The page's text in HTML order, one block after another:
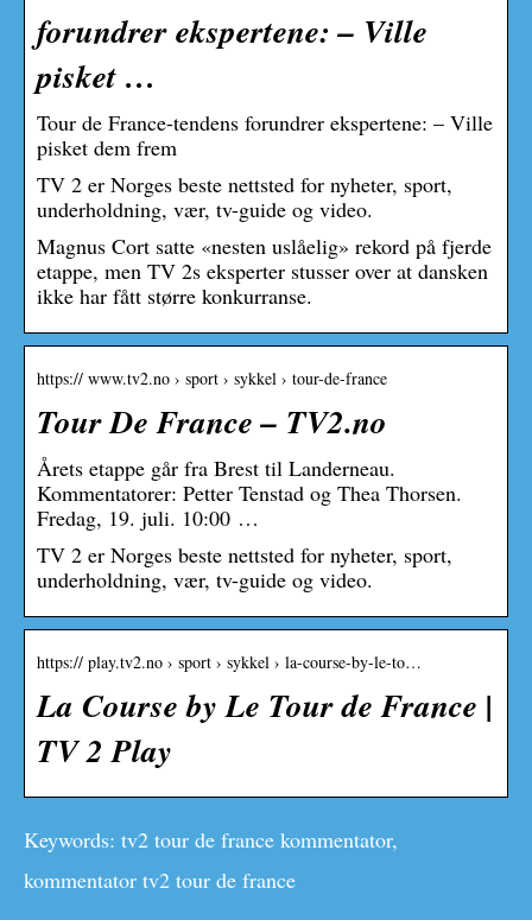
forundrer ekspertene: – Ville
pisket …
Tour de France-tendens forundrer ekspertene: – Ville
pisket dem frem
TV 2 er Norges beste nettsted for nyheter, sport,
underholdning, vær, tv-guide og video.
Magnus Cort satte «nesten uslåelig» rekord på fjerde
etappe, men TV 2s eksperter stusser over at dansken
ikke har fått større konkurranse.
https:// www.tv2.no › sport › sykkel › tour-de-france
Tour De France – TV2.no
Årets etappe går fra Brest til Landerneau.
Kommentatorer: Petter Tenstad og Thea Thorsen.
Fredag, 19. juli. 10:00 …
TV 2 er Norges beste nettsted for nyheter, sport,
underholdning, vær, tv-guide og video.
https:// play.tv2.no › sport › sykkel › la-course-by-le-to…
La Course by Le Tour de France |
TV 2 Play
Keywords: tv2 tour de france kommentator,
kommentator tv2 tour de france